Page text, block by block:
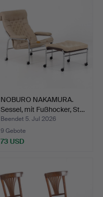
NOBURO NAKAMURA.
Sessel, mit Fußhocker, St…
Beendet 5. Jul 2026
9 Gebote
73 USD